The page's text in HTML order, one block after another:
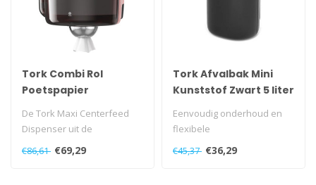
Tork Combi Rol
Poetspapier
Zwart/Rood W2
De Tork Maxi Centerfeed
Dispenser uit de
Performance-lijn biedt
efficiëntie en ..
€86,61 €69,29
Tork Afvalbak Mini
Kunststof Zwart 5 liter
Eenvoudig onderhoud en
flexibele
montagemogelijkheden
voor een nette uitstraling..
€45,37 €36,29